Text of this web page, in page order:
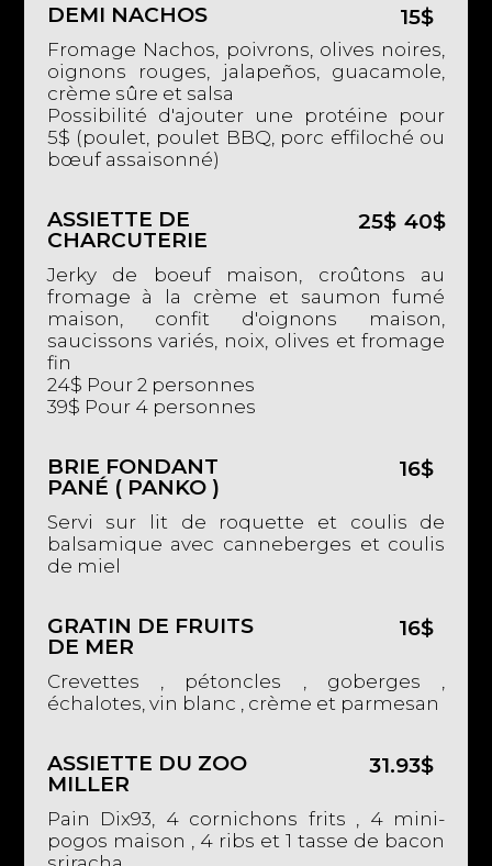
DEMI NACHOS
Fromage Nachos, poivrons, olives noires,
oignons rouges, jalapeños, guacamole,
crème sûre et salsa
Possibilité d'ajouter une protéine pour
5$ (poulet, poulet BBQ, porc effiloché ou
bœuf assaisonné)
15$
ASSIETTE DE
CHARCUTERIE
Jerky de boeuf maison, croûtons au
fromage à la crème et saumon fumé
maison, confit d'oignons maison,
saucissons variés, noix, olives et fromage
fin
24$ Pour 2 personnes
39$ Pour 4 personnes
25$ 40$
BRIE FONDANT
PANÉ ( PANKO )
Servi sur lit de roquette et coulis de
balsamique avec canneberges et coulis
de miel
16$
GRATIN DE FRUITS
DE MER
Crevettes , pétoncles , goberges ,
échalotes, vin blanc , crème et parmesan
16$
ASSIETTE DU ZOO
MILLER
Pain Dix93, 4 cornichons frits , 4 mini-
pogos maison , 4 ribs et 1 tasse de bacon
31.93$